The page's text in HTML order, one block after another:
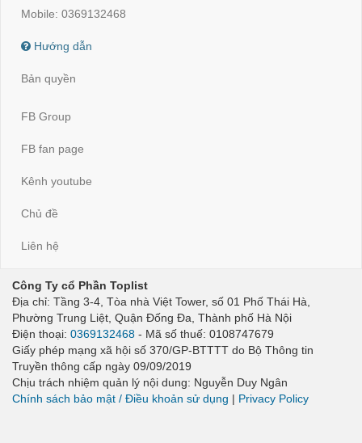
Mobile: 0369132468
Hướng dẫn
Bản quyền
FB Group
FB fan page
Kênh youtube
Chủ đề
Liên hệ
Công Ty cổ Phần Toplist
Địa chỉ: Tầng 3-4, Tòa nhà Việt Tower, số 01 Phố Thái Hà,
Phường Trung Liệt, Quận Đống Đa, Thành phố Hà Nội
Điện thoại: 0369132468 - Mã số thuế: 0108747679
Giấy phép mạng xã hội số 370/GP-BTTTT do Bộ Thông tin
Truyền thông cấp ngày 09/09/2019
Chịu trách nhiệm quản lý nội dung: Nguyễn Duy Ngân
Chính sách bảo mật / Điều khoản sử dụng | Privacy Policy